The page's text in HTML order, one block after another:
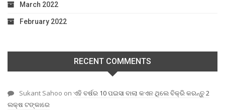
March 2022
February 2022
RECENT COMMENTS
Sukant Sahoo on ଏହି ବର୍ଷର 10 ପଇସା ବାଲା କଏନ ଥିଲେ ବିକ୍ରି କରନ୍ତୁ 2
ଲକ୍ଷ ଟଙ୍କାରେ